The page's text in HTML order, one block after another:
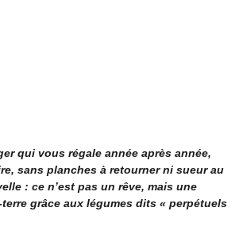
qui vous régale année après année,
sans planches à retourner ni sueur au
: ce n’est pas un rêve, mais une
grâce aux légumes dits « perpétuels